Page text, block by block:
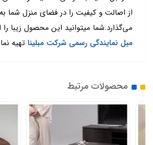
از اصالت و کیفیت را در فضای منزل شما
می‌گذارد.شما میتوانید این محصول زیبا را
مبل نمایندگی رسمی شرکت مبلینا تهیه
محصولات مرتبط